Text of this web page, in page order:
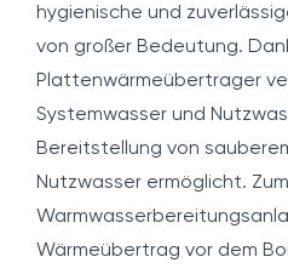
hygienische und
von großer Bedeutung.
Plattenwärmeübertrager
Systemwasser und
Bereitstellung von
Nutzwasser ermöglicht.
Wärmeübertrag vor dem